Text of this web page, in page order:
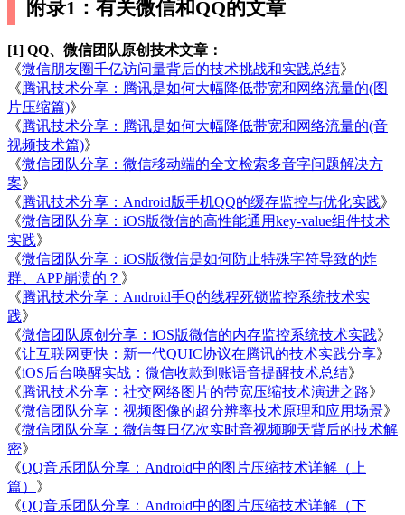
附录1：有关微信和QQ的文章
[1] QQ、微信团队原创技术文章：
《微信朋友圈千亿访问量背后的技术挑战和实践总结》
《腾讯技术分享：腾讯是如何大幅降低带宽和网络流量的(图
片压缩篇)》
《腾讯技术分享：腾讯是如何大幅降低带宽和网络流量的(音
视频技术篇)》
《微信团队分享：微信移动端的全文检索多音字问题解决方
案》
《腾讯技术分享：Android版手机QQ的缓存监控与优化实践》
《微信团队分享：iOS版微信的高性能通用key-value组件技术
实践》
《微信团队分享：iOS版微信是如何防止特殊字符导致的炸
群、APP崩溃的？ 》
《腾讯技术分享：Android手Q的线程死锁监控系统技术实
践》
《微信团队原创分享：iOS版微信的内存监控系统技术实践》
《让互联网更快：新一代QUIC协议在腾讯的技术实践分享》
《iOS后台唤醒实战：微信收款到账语音提醒技术总结》
《腾讯技术分享：社交网络图片的带宽压缩技术演进之路》
《微信团队分享：视频图像的超分辨率技术原理和应用场景》
《微信团队分享：微信每日亿次实时音视频聊天背后的技术解
密》
《QQ音乐团队分享：Android中的图片压缩技术详解（上
篇） 》
《QQ音乐团队分享：Android中的图片压缩技术详解（下